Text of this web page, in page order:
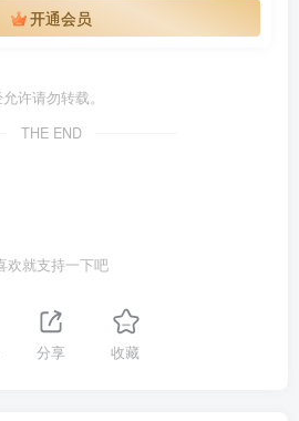
开通会员
许请勿转载。
THE END
欢就支持一下吧
分享 收藏